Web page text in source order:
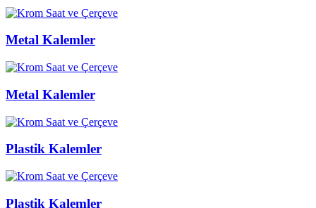
Metal Kalemler
Metal Kalemler
Plastik Kalemler
Plastik Kalemler